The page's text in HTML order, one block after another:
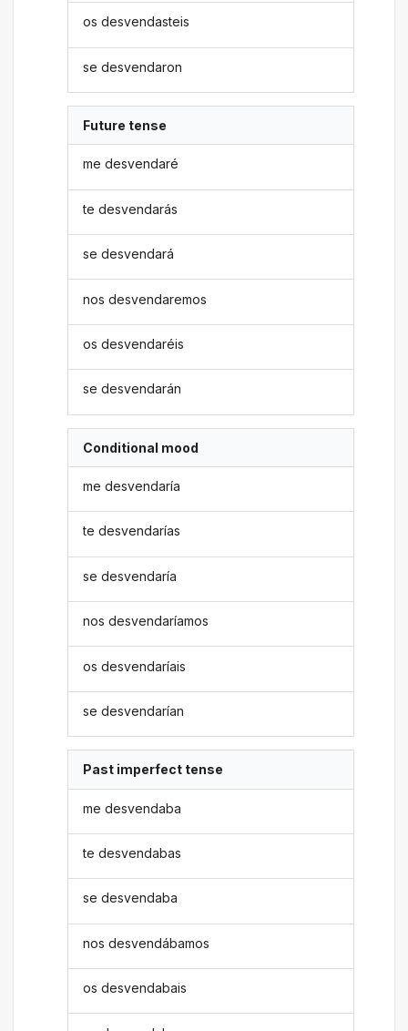
os desvendasteis
se desvendaron
Future tense
me desvendaré
te desvendarás
se desvendará
nos desvendaremos
os desvendaréis
se desvendarán
Conditional mood
me desvendaría
te desvendarías
se desvendaría
nos desvendaríamos
os desvendaríais
se desvendarían
Past imperfect tense
me desvendaba
te desvendabas
se desvendaba
nos desvendábamos
os desvendabais